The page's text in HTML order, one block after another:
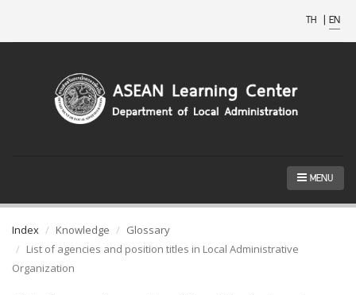
TH | EN
MENU
Index Knowledge
Glossary
List of agencies and position titles in Local Administrative
Organization